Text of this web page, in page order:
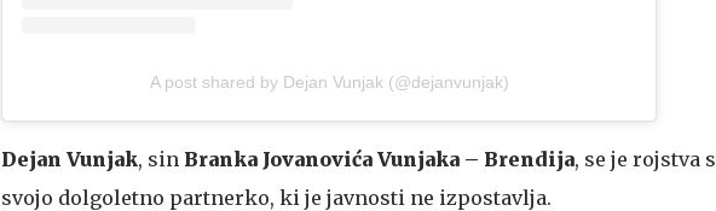
A post shared by Dejan Vunjak (@dejanvunjak)
Dejan Vunjak, sin Branka Jovanovića Vunjaka – Brendija, se je rojstva
svojo dolgoletno partnerko, ki je javnosti ne izpostavlja.